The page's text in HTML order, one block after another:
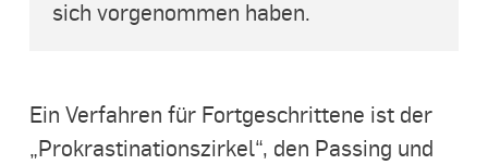
sich vorgenommen haben.
Ein Verfahren für Fortgeschrittene ist der
„Prokrastinationszirkel“, den Passing und